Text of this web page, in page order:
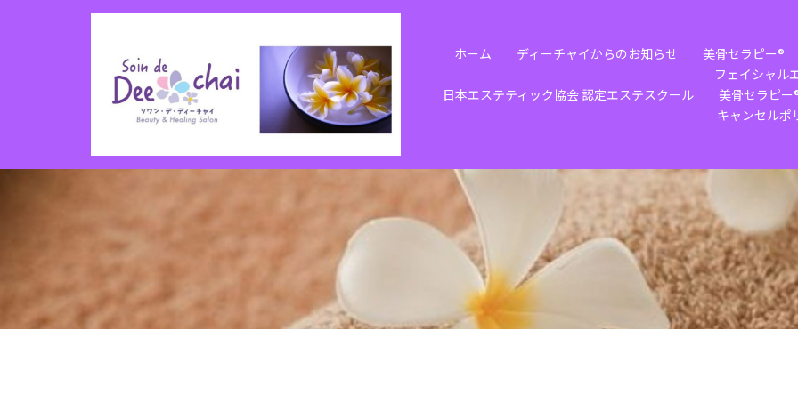
キ
ホーム ディーチャイからのお知らせ
美骨セラピー®️
フェイシャル
日本エステティック協会 認定エステスクール
美骨セラピー
キャンセルポ